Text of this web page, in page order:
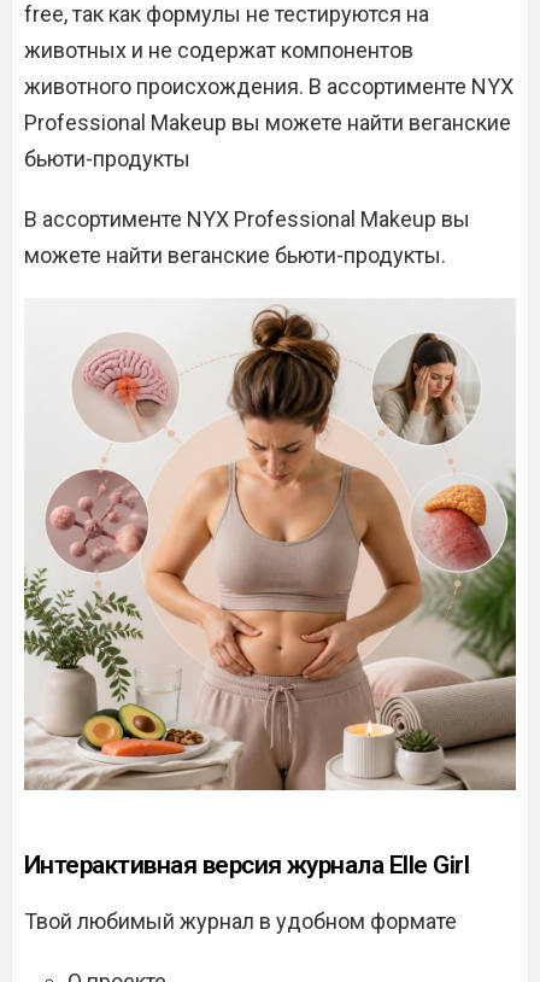
free, так как формулы не тестируются на
животных и не содержат компонентов
животного происхождения. В ассортименте NYX
Professional Makeup вы можете найти веганские
бьюти-продукты
В ассортименте NYX Professional Makeup вы
можете найти веганские бьюти-продукты.
Интерактивная версия журнала Elle Girl
Твой любимый журнал в удобном формате